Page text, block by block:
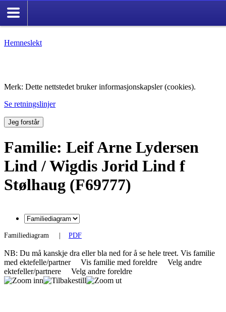
Hemneslekt
Merk: Dette nettstedet bruker informasjonskapsler (cookies).
Se retningslinjer
Jeg forstår
Familie: Leif Arne Lydersen
Lind / Wigdis Jorid Lind f
Stølhaug (F69777)
Familiediagram PDF
NB: Du må kanskje dra eller bla ned for å se hele treet. Vis familie
med ektefelle/partner
Vis familie med foreldre
Velg andre
ektefeller/partnere
Velg andre foreldre